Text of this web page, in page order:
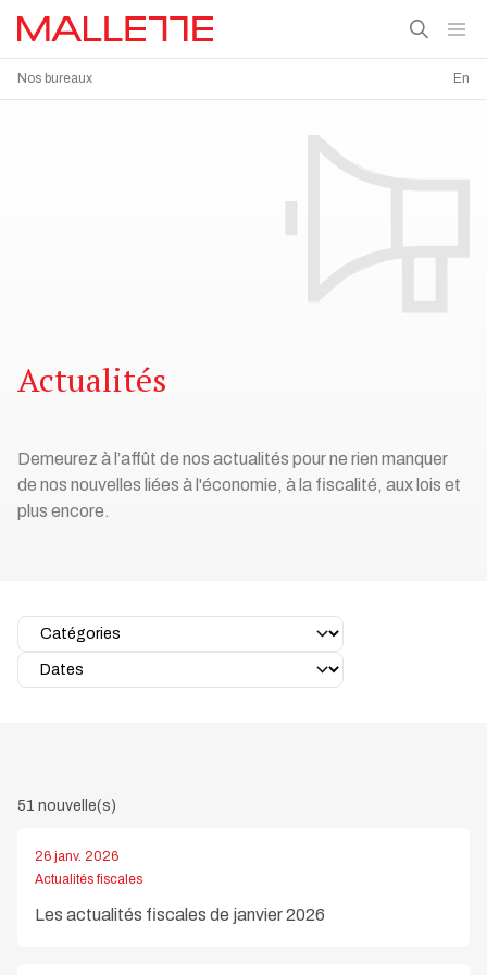
Nos bureaux En
Actualités
Demeurez à l’affût de nos actualités pour ne rien manquer
de nos nouvelles liées à l'économie, à la fiscalité, aux lois et
plus encore.
51 nouvelle(s)
26 janv. 2026
Actualités fiscales
Les actualités fiscales de janvier 2026